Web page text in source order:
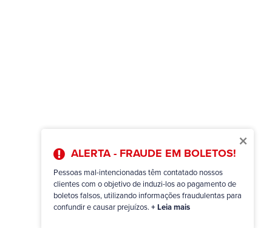
×
ALERTA - FRAUDE EM BOLETOS!
Pessoas mal-intencionadas têm contatado nossos
clientes com o objetivo de induzi-los ao pagamento de
boletos falsos, utilizando informações fraudulentas para
confundir e causar prejuízos. + Leia mais